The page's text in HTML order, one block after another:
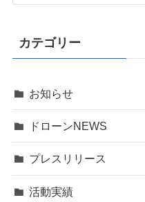
カテゴリー
お知らせ
ドローンNEWS
プレスリリース
活動実績